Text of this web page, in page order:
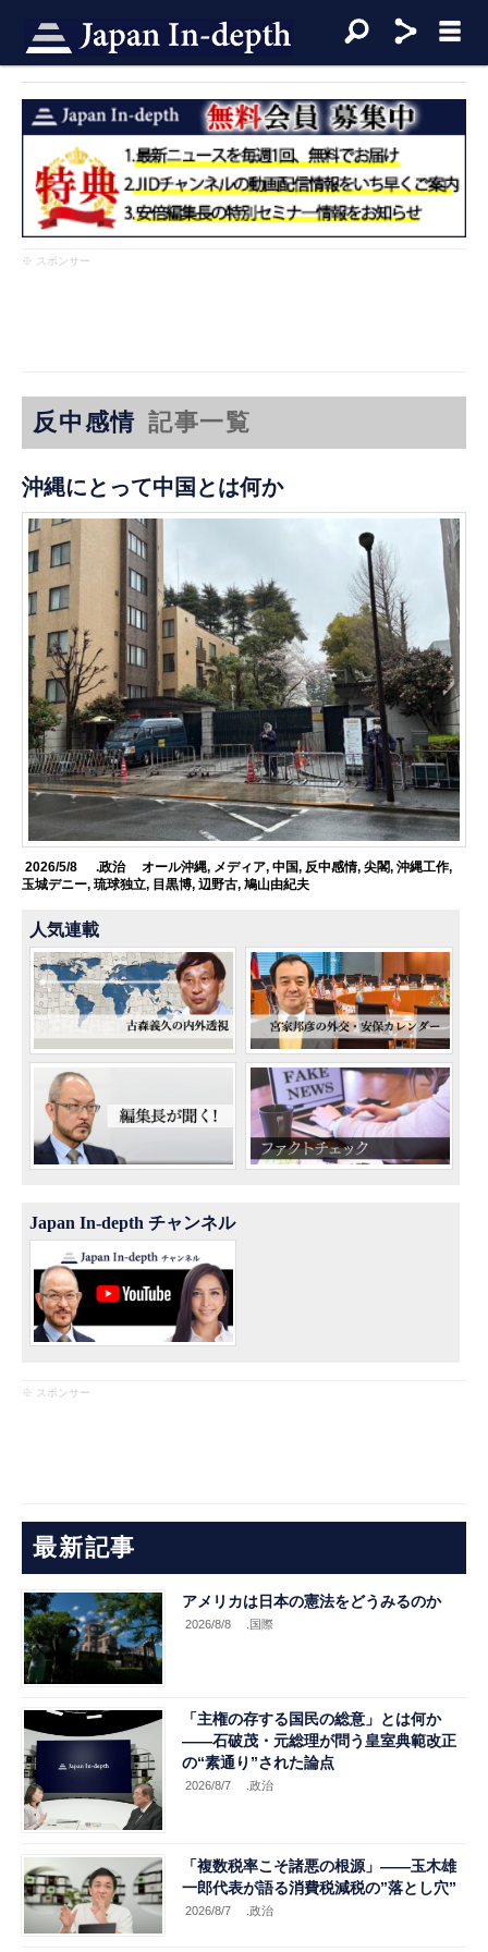
※ スポンサー
反中感情 記事一覧
沖縄にとって中国とは何か
2026/5/8 .政治 オール沖縄, メディア, 中国, 反中感情, 尖閣, 沖縄工作,
玉城デニー,琉球独立, 目黒博,辺野古,鳩山由紀夫
人気連載
Japan In-depth チャンネル
※ スポンサー
最新記事
アメリカは日本の憲法をどうみるのか
2026/8/8 .国際
「主権の存する国民の総意」とは何か
――石破茂・元総理が問う皇室典範改正
の“素通り”された論点
2026/8/7 .政治
「複数税率こそ諸悪の根源」――玉木雄
一郎代表が語る消費税減税の”落とし穴”
2026/8/7 .政治